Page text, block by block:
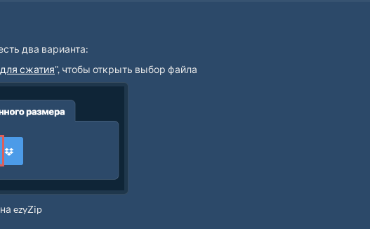
два варианта:
сжатия", чтобы открыть выбор файла
ezyZip